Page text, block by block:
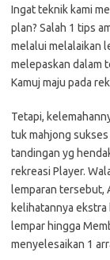
Ingat teknik kami
plan? Salah 1 tips
melalui melalaikan
melepaskan dalam
Kamuj maju pada
Tetapi,
tuk mahjong
tandingan yg
rekreasi Player.
lemparan tersebut,
kelihatannya
lempar hingga
menyelesaikan 1